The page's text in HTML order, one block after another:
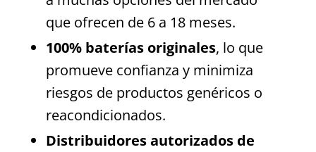
que ofrecen de 6 a 18 meses.
100% baterías originales, lo que
promueve confianza y minimiza
riesgos de productos genéricos o
reacondicionados.
Distribuidores autorizados de